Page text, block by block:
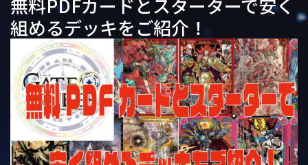
無料PDFカードとスターターで安く
組めるデッキをご紹介！